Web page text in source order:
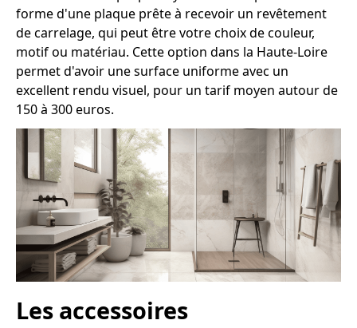
forme d'une plaque prête à recevoir un revêtement
de carrelage, qui peut être votre choix de couleur,
motif ou matériau. Cette option dans la Haute-Loire
permet d'avoir une surface uniforme avec un
excellent rendu visuel, pour un tarif moyen autour de
150 à 300 euros.
Les accessoires